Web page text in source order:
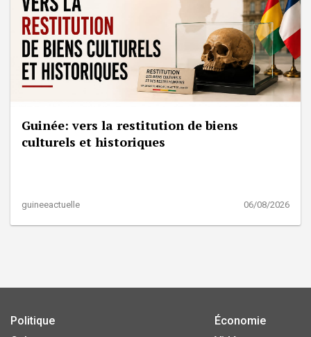
Guinée: vers la restitution de biens
culturels et historiques
guineeactuelle 06/08/2026
Politique
Économie